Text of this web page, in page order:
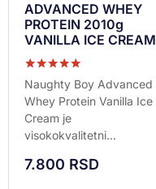
ADVANCED WHEY
PROTEIN 2010g
VANILLA ICE CREAM
Ocenjeno sa
5.00
od 5
Naughty Boy Advanced
Whey Protein Vanilla Ice
Cream je
visokokvalitetni...
7.800 RSD